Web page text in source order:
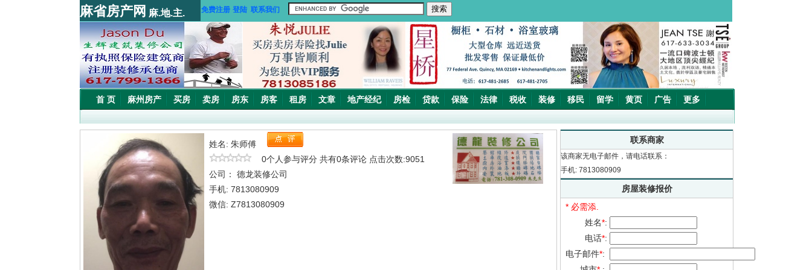
麻省房产网 麻.地.主. 免费注册 登陆 联系我们
首 页 麻州房产 买房 卖房 房东 房客 租房 文章 地产经纪 房检 贷款 保险 法律 税收 装修 移民 留学 黄页 广告 更多
姓名: 朱师傅
0个人参与评分 共有0条评论 点击次数:9051
公司： 德龙装修公司
手机: 7813080909
微信: Z7813080909
联系商家
该商家无电子邮件，请电话联系：
手机: 7813080909
房屋装修报价
* 必需添.
姓名*:
电话*:
电子邮件*: